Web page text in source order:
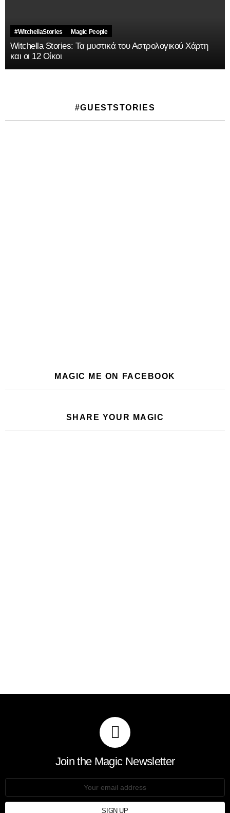
#WitchellaStories Magic People
Witchella Stories: Τα μυστικά του Αστρολογικού Χάρτη
και οι 12 Οίκοι
#GUESTSTORIES
MAGIC ME ON FACEBOOK
SHARE YOUR MAGIC
Join the Magic Newsletter